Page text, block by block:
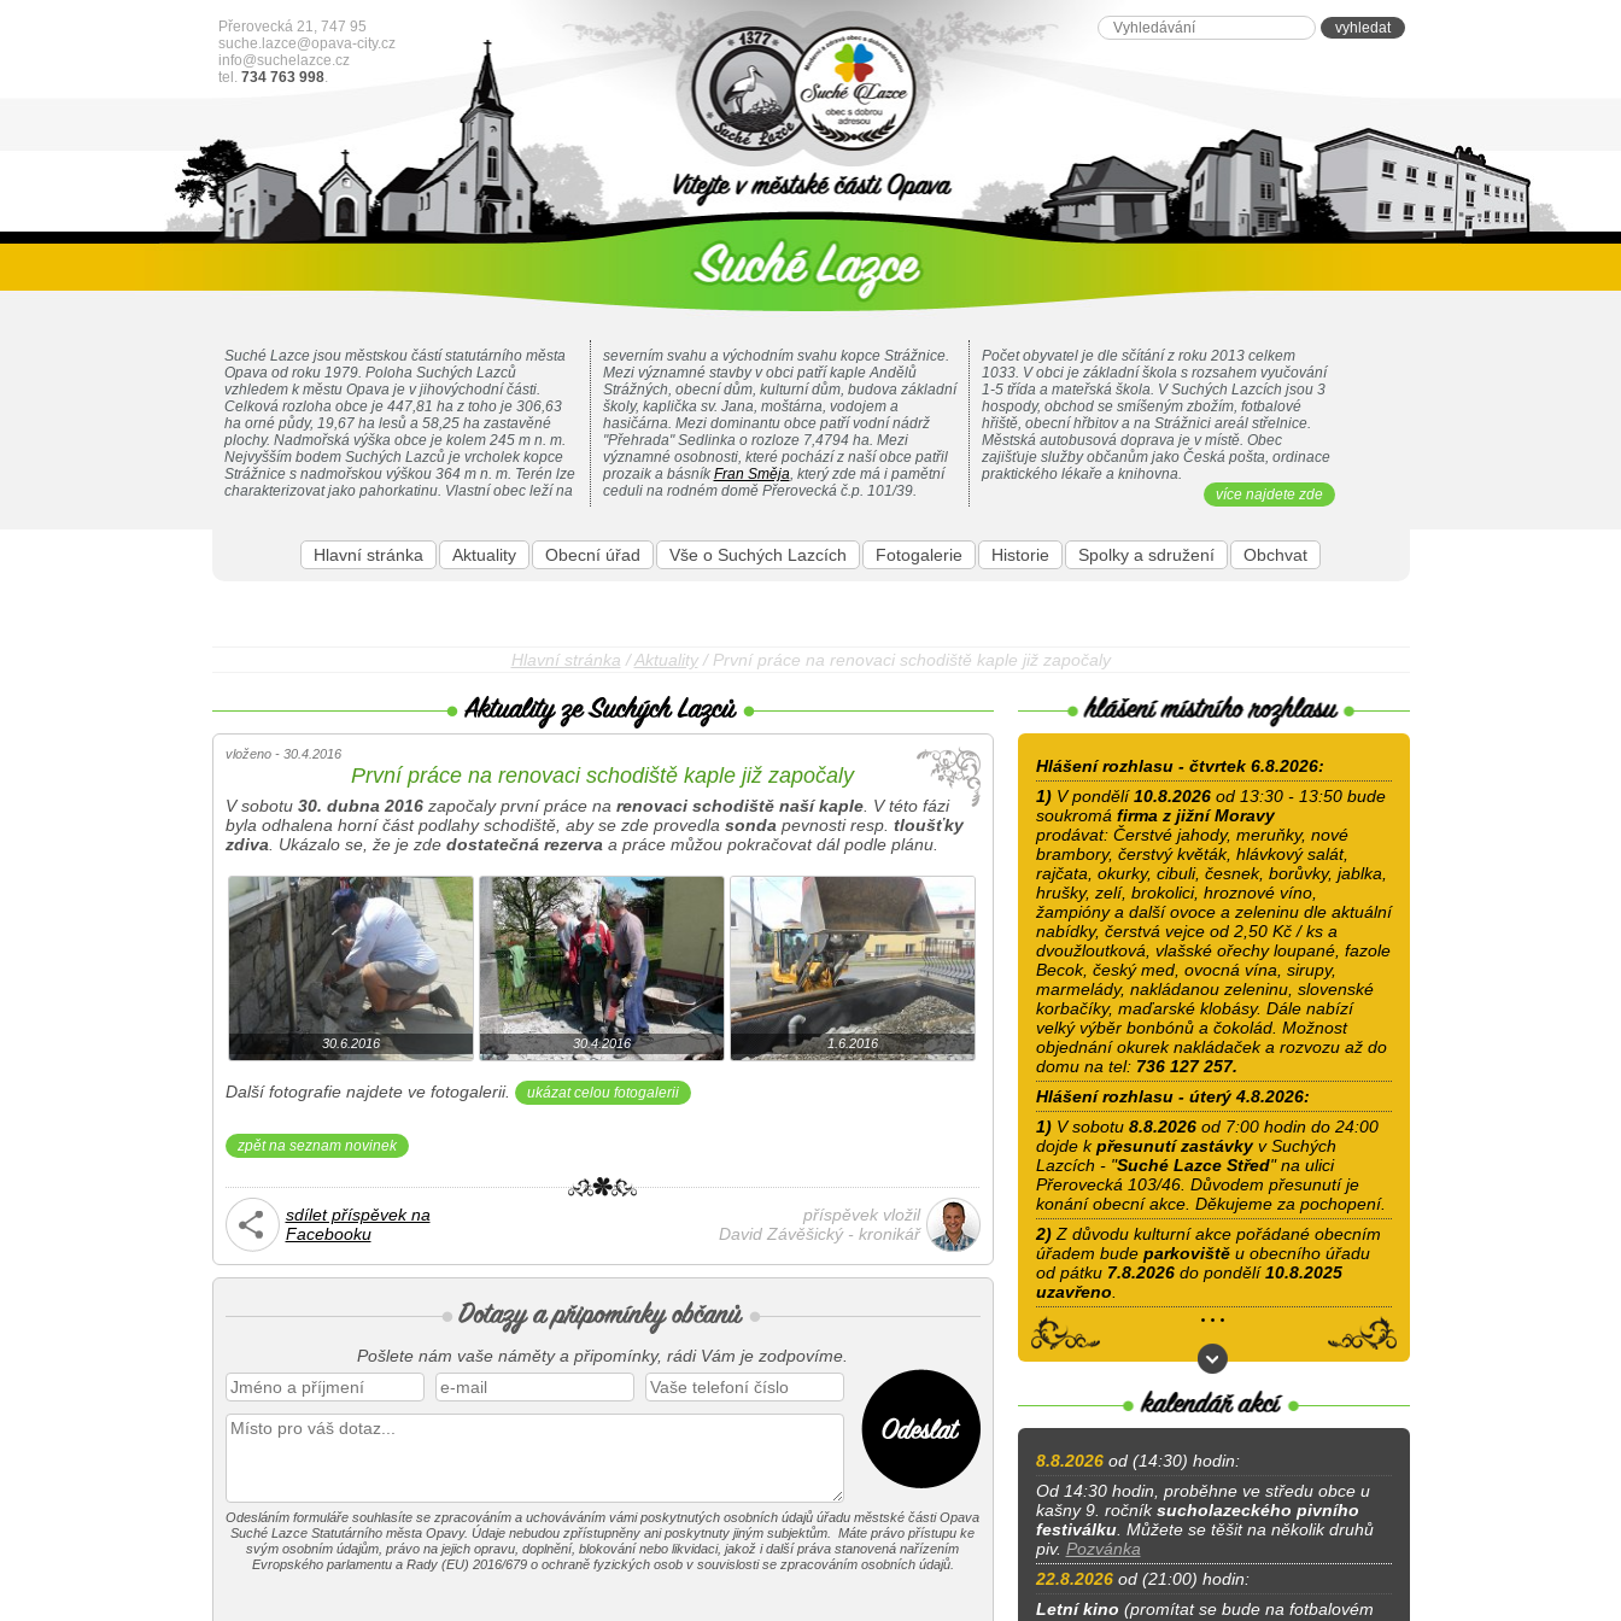
Přerovecká 21, 747 95
suche.lazce@opava-city.cz
info@suchelazce.cz
tel. 734 763 998.
Suché Lazce jsou městskou částí statutárního města
Opava od roku 1979. Poloha Suchých Lazců
vzhledem k městu Opava je v jihovýchodní části.
Celková rozloha obce je 447,81 ha z toho je 306,63
ha orné půdy, 19,67 ha lesů a 58,25 ha zastavěné
plochy. Nadmořská výška obce je kolem 245 m n. m.
Nejvyšším bodem Suchých Lazců je vrcholek kopce
Strážnice s nadmořskou výškou 364 m n. m. Terén lze
charakterizovat jako pahorkatinu. Vlastní obec leží na
severním svahu a východním svahu kopce Strážnice.
Mezi významné stavby v obci patří kaple Andělů
Strážných, obecní dům, kulturní dům, budova základní
školy, kaplička sv. Jana, moštárna, vodojem a
hasičárna. Mezi dominantu obce patří vodní nádrž
"Přehrada" Sedlinka o rozloze 7,4794 ha. Mezi
významné osobnosti, které pochází z naší obce patřil
prozaik a básník Fran Směja, který zde má i pamětní
ceduli na rodném domě Přerovecká č.p. 101/39.
Počet obyvatel je dle sčítání z roku 2013 celkem
1033. V obci je základní škola s rozsahem vyučování
1-5 třída a mateřská škola. V Suchých Lazcích jsou 3
hospody, obchod se smíšeným zbožím, fotbalové
hřiště, obecní hřbitov a na Strážnici areál střelnice.
Městská autobusová doprava je v místě. Obec
zajišťuje služby občanům jako Česká pošta, ordinace
praktického lékaře a knihovna.
více najdete zde
Hlavní stránka Aktuality Obecní úřad Vše o Suchých Lazcích Fotogalerie Historie Spolky a sdružení Obchvat
Hlavní stránka /Aktuality/ První práce na renovaci schodiště kaple již započaly
vloženo - 30.4.2016
První práce na renovaci schodiště kaple již započaly
V sobotu 30. dubna 2016započaly první práce na renovaci schodiště naší kaple. V této fázi
byla odhalena horní část podlahy schodiště, aby se zde provedla sonda pevnosti resp. tloušťky
zdiva . Ukázalo se, že je zde dostatečná rezerva a práce můžou pokračovat dál podle plánu.
30.6.2016 30.4.2016 1.6.2016
Další fotografie najdete ve fotogalerii. ukázat celou fotogalerii
zpět na seznam novinek
sdílet příspěvek na
Facebooku
příspěvek vložil
David Závěšický - kronikář
Pošlete nám vaše náměty a připomínky, rádi Vám je zodpovíme.
Odesláním formuláře souhlasíte se zpracováním a uchováváním vámi poskytnutých osobních údajů úřadu městské části Opava
Suché Lazce Statutárního města Opavy. Údaje nebudou zpřístupněny ani poskytnuty jiným subjektům. Máte právo přístupu ke
svým osobním údajům, právo na jejich opravu, doplnění, blokování nebo likvidaci, jakož i další práva stanovená nařízením
Evropského parlamentu a Rady (EU) 2016/679 o ochraně fyzických osob v souvislosti se zpracováním osobních údajů.
Hlášení rozhlasu - čtvrtek 6.8.2026:
1)V pondělí10.8.2026od 13:30 - 13:50 bude
soukromá firma z jižní Moravy
prodávat: Čerstvé jahody, meruňky, nové
brambory, čerstvý květák, hlávkový salát,
rajčata, okurky, cibuli, česnek, borůvky, jablka,
hrušky, zelí, brokolici, hroznové víno,
žampióny a další ovoce a zeleninu dle aktuální
nabídky, čerstvá vejce od 2,50 Kč / ks a
dvoužloutková, vlašské ořechy loupané, fazole
Becok, český med, ovocná vína, sirupy,
marmelády, nakládanou zeleninu, slovenské
korbačíky, maďarské klobásy. Dále nabízí
velký výběr bonbónů a čokolád. Možnost
objednání okurek nakládaček a rozvozu až do
domu na tel: 736 127 257.
Hlášení rozhlasu - úterý 4.8.2026:
1)V sobotu8.8.2026od 7:00 hodin do 24:00
dojde kpřesunutí zastávkyv Suchých
Lazcích - "Suché Lazce Střed" na ulici
Přerovecká 103/46. Důvodem přesunutí je
konání obecní akce. Děkujeme za pochopení.
2)Z důvodu kulturní akce pořádané obecním
úřadem bude parkovištěu obecního úřadu
od pátku7.8.2026do pondělí10.8.2025
uzavřeno
8.8.2026od (14:30) hodin:
Od 14:30 hodin, proběhne ve středu obce u
kašny 9. ročníksucholazeckého pivního
festiválku. Můžete se těšit na několik druhů
piv. Pozvánka
22.8.2026od (21:00) hodin:
Letní kino (promítat se bude na fotbalovém